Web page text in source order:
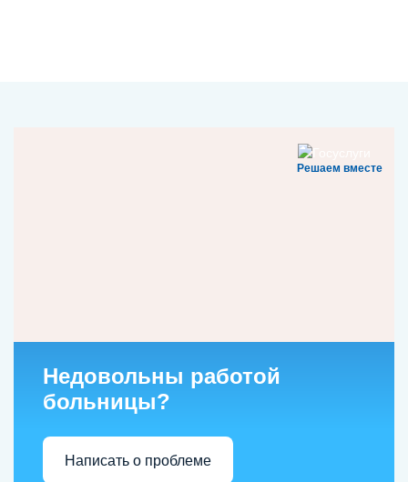
Решаем вместе
Недовольны работой
больницы?
Написать о проблеме